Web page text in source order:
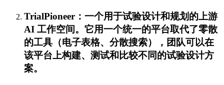
TrialPioneer：一个用于试验设计和规划的上游
AI 工作空间。它用一个统一的平台取代了零散
的工具（电子表格、分散搜索），团队可以在
该平台上构建、测试和比较不同的试验设计方
案。